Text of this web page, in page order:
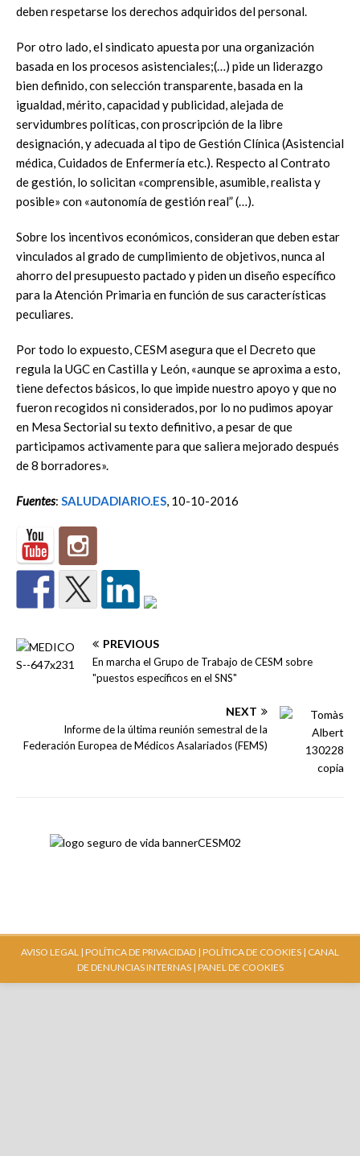
deben respetarse los derechos adquiridos del personal.
Por otro lado, el sindicato apuesta por una organización
basada en los procesos asistenciales;(…) pide un liderazgo
bien definido, con selección transparente, basada en la
igualdad, mérito, capacidad y publicidad, alejada de
servidumbres políticas, con proscripción de la libre
designación, y adecuada al tipo de Gestión Clínica (Asistencial
médica, Cuidados de Enfermería etc.). Respecto al Contrato
de gestión, lo solicitan «comprensible, asumible, realista y
posible» con «autonomía de gestión real” (…).
Sobre los incentivos económicos, consideran que deben estar
vinculados al grado de cumplimiento de objetivos, nunca al
ahorro del presupuesto pactado y piden un diseño específico
para la Atención Primaria en función de sus características
peculiares.
Por todo lo expuesto, CESM asegura que el Decreto que
regula la UGC en Castilla y León, «aunque se aproxima a esto,
tiene defectos básicos, lo que impide nuestro apoyo y que no
fueron recogidos ni considerados, por lo no pudimos apoyar
en Mesa Sectorial su texto definitivo, a pesar de que
participamos activamente para que saliera mejorado después
de 8 borradores».
Fuentes: SALUDADIARIO.ES, 10-10-2016
PREVIOUS
En marcha el Grupo de Trabajo de CESM sobre
"puestos específicos en el SNS"
NEXT
Informe de la última reunión semestral de la
Federación Europea de Médicos Asalariados (FEMS)
AVISO LEGAL | POLÍTICA DE PRIVACIDAD | POLÍTICA DE COOKIES | CANAL
DE DENUNCIAS INTERNAS| PANEL DE COOKIES